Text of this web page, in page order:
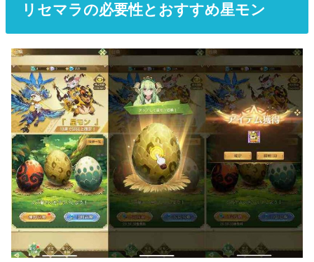
リセマラの必要性とおすすめ星モン